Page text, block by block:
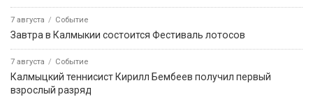
7 августа Событие
Завтра в Калмыкии состоится Фестиваль лотосов
7 августа Событие
Калмыцкий теннисист Кирилл Бембеев получил первый
взрослый разряд